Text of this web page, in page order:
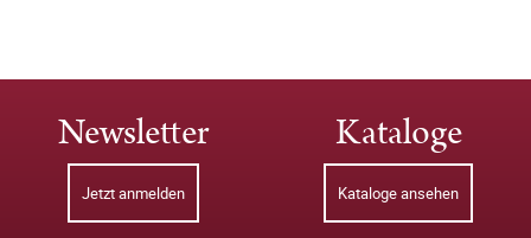
Newsletter
Jetzt anmelden
Kataloge
Kataloge ansehen